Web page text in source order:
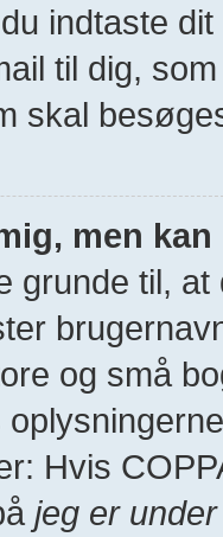
indtaste
til dig,
skal
men
grunde til,
og små
Hvis
jeg er